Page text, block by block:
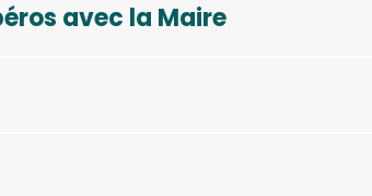
avec la Maire